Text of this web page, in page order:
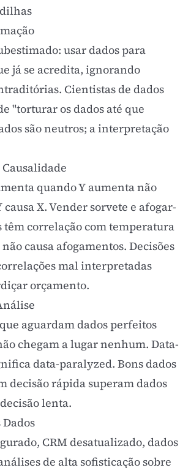
usar dados para
já se acredita, ignorando
Cientistas de dados
"torturar os dados até que
são neutros; a interpretação
quando Y aumenta não
X. Vender sorvete e afogar-
têm correlação com temperatura
causa afogamentos. Decisões
mal interpretadas
orçamento.
aguardam dados perfeitos
chegam a lugar nenhum. Data-
data-paralyzed. Bons dados
decisão rápida superam dados
lenta.
CRM desatualizado, dados
de alta sofisticação sobre